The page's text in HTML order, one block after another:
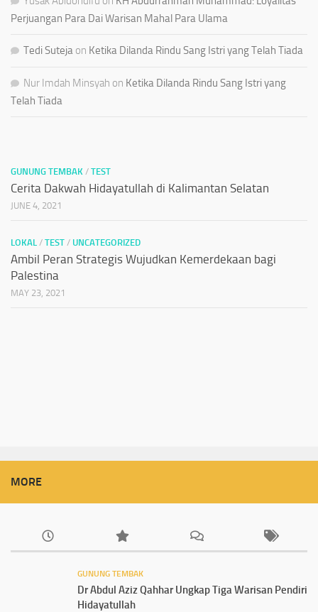
Perjuangan Para Dai Warisan Mahal Para Ulama
Tedi Suteja on Ketika Dilanda Rindu Sang Istri yang Telah Tiada
Nur Imdah Minsyah on Ketika Dilanda Rindu Sang Istri yang
Telah Tiada
GUNUNG TEMBAK / TEST
Cerita Dakwah Hidayatullah di Kalimantan Selatan
JUNE 4, 2021
LOKAL / TEST / UNCATEGORIZED
Ambil Peran Strategis Wujudkan Kemerdekaan bagi
Palestina
MAY 23, 2021
MORE
GUNUNG TEMBAK
Dr Abdul Aziz Qahhar Ungkap Tiga Warisan Pendiri
Hidayatullah